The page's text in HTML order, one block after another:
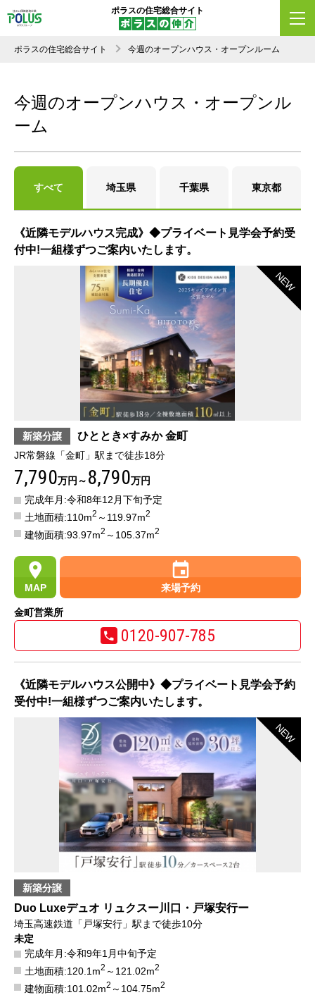
ポラスの住宅総合サイト
ポラスの住宅総合サイト 今週のオープンハウス・オープンルーム
今週のオープンハウス・オープンル
ーム
すべて 埼玉県 千葉県 東京都
《近隣モデルハウス完成》◆プライベート見学会予約受
付中!一組様ずつご案内いたします。
金町営業所
0120-907-785
NEW
新築分譲 ひととき×すみか 金町
JR常磐線「金町」駅まで徒歩18分
7,790万円～ 8,790万円
完成年月:令和8年12月下旬予定
土地面積:110m2 ～119.97m2
建物面積:93.97m2 ～105.37m2
MAP 来場予約
《近隣モデルハウス公開中》◆プライベート見学会予約
受付中!一組様ずつご案内いたします。
NEW
新築分譲
Duo Luxeデュオ リュクスー川口・戸塚安行ー
埼玉高速鉄道「戸塚安行」駅まで徒歩10分
未定
完成年月:令和9年1月中旬予定
土地面積:120.1m2 ～121.02m2
建物面積:101.02m2 ～104.75m2